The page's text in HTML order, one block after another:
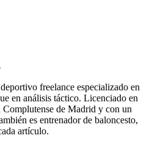
freelance especializado en
en análisis táctico. Licenciado en
de Madrid y con un
es entrenador de baloncesto,
artículo.